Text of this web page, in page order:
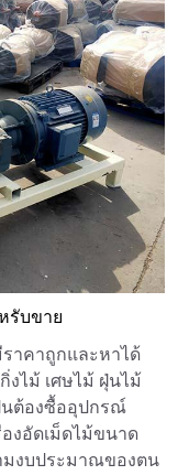
รับขาย
าคาถูกและหาได้
งไม้ เศษไม้ ฝุ่นไม้
นต้องซื้ออุปกรณ์
งอัดเม็ดไม้ขนาด
งบประมาณของตน